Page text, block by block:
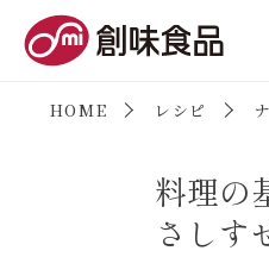
HOME レシピ
料理の
さしす